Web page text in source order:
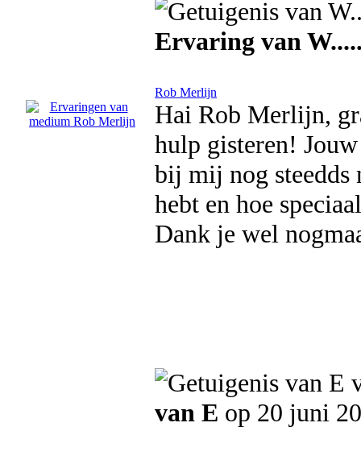
Ervaring van
Rob Merlijn
Hai Rob Merlijn,
hulp gisteren!
bij mij nog steedds
hebt en hoe
Dank je wel
van E op 20 juni